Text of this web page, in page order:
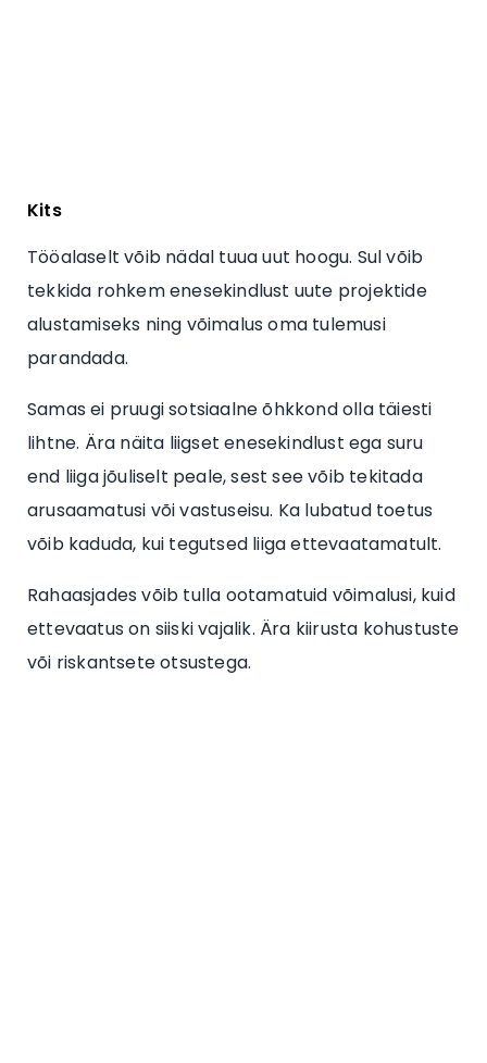
Kits
Tööalaselt võib nädal tuua uut hoogu. Sul võib
tekkida rohkem enesekindlust uute projektide
alustamiseks ning võimalus oma tulemusi
parandada.
Samas ei pruugi sotsiaalne õhkkond olla täiesti
lihtne. Ära näita liigset enesekindlust ega suru
end liiga jõuliselt peale, sest see võib tekitada
arusaamatusi või vastuseisu. Ka lubatud toetus
võib kaduda, kui tegutsed liiga ettevaatamatult.
Rahaasjades võib tulla ootamatuid võimalusi, kuid
ettevaatus on siiski vajalik. Ära kiirusta kohustuste
või riskantsete otsustega.